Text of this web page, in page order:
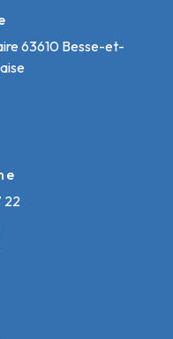
63610 Besse-et-
22